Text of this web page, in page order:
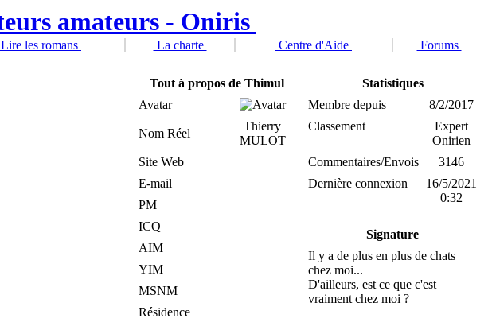
Lire les romans La charte Centre d'Aide
Forums
Tout à propos de Thimul
Avatar
Nom Réel
Thierry
MULOT
Site Web
E-mail
PM
ICQ
AIM
YIM
MSNM
Résidence
Statistiques
Membre depuis
8/2/2017
Classement
Expert
Onirien
Commentaires/Envois
3146
Dernière connexion
16/5/2021
0:32
Signature
Il y a de plus en plus de chats
chez moi...
D'ailleurs, est ce que c'est
vraiment chez moi ?